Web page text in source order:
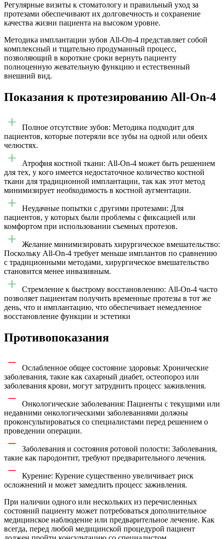
Регулярные визиты к стоматологу и правильный уход за
протезами обеспечивают их долговечность и сохранение
качества жизни пациента на высоком уровне.
Методика имплантации зубов All-On-4 представляет собой
комплексный и тщательно продуманный процесс,
позволяющий в короткие сроки вернуть пациенту
полноценную жевательную функцию и естественный
внешний вид.
Показания к протезированию All-On-4
Полное отсутствие зубов: Методика подходит для
пациентов, которые потеряли все зубы на одной или обеих
челюстях.
Атрофия костной ткани: All-On-4 может быть решением
для тех, у кого имеется недостаточное количество костной
ткани для традиционной имплантации, так как этот метод
минимизирует необходимость в костной аугментации.
Неудачные попытки с другими протезами: Для
пациентов, у которых были проблемы с фиксацией или
комфортом при использовании съемных протезов.
Желание минимизировать хирургическое вмешательство:
Поскольку All-On-4 требует меньше имплантов по сравнению
с традиционными методами, хирургическое вмешательство
становится менее инвазивным.
Стремление к быстрому восстановлению: All-On-4 часто
позволяет пациентам получить временные протезы в тот же
день, что и имплантацию, что обеспечивает немедленное
восстановление функции и эстетики
Противопоказания
Ослабленное общее состояние здоровья: Хронические
заболевания, такие как сахарный диабет, остеопороз или
заболевания крови, могут затруднить процесс заживления.
Онкологические заболевания: Пациенты с текущими или
недавними онкологическими заболеваниями должны
проконсультироваться со специалистами перед решением о
проведении операции.
Заболевания и состояния ротовой полости: Заболевания,
такие как пародонтит, требуют предварительного лечения.
Курение: Курение существенно увеличивает риск
осложнений и может замедлить процесс заживления.
При наличии одного или нескольких из перечисленных
состояний пациенту может потребоваться дополнительное
медицинское наблюдение или предварительное лечение. Как
всегда, перед любой медицинской процедурой пациент